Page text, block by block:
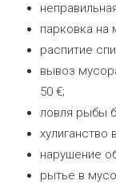
парковка на
распитие
вывоз
50 €;
ловля рыбы
нарушение
рытье в